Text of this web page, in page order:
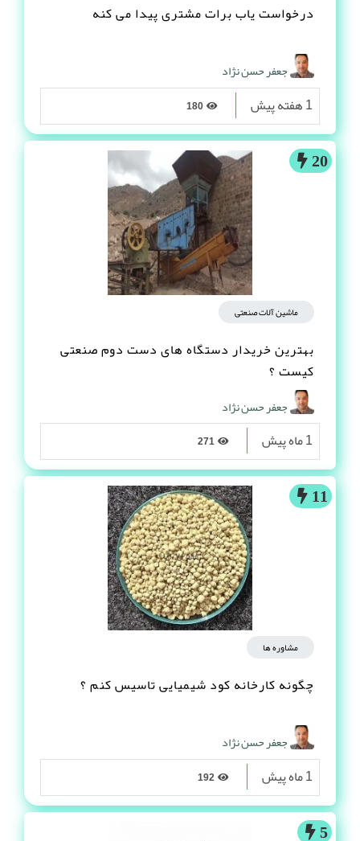
درخواست یاب برات مشتری پیدا می کنه
جعفر حسن نژاد
1 هفته پیش
20
ماشین آلات صنعتی
بهترین خریدار دستگاه های دست دوم صنعتی
کیست ؟
جعفر حسن نژاد
1 ماه پیش
11
مشاوره ها
چگونه کارخانه کود شیمیایی تاسیس کنم ؟
جعفر حسن نژاد
1 ماه پیش
5